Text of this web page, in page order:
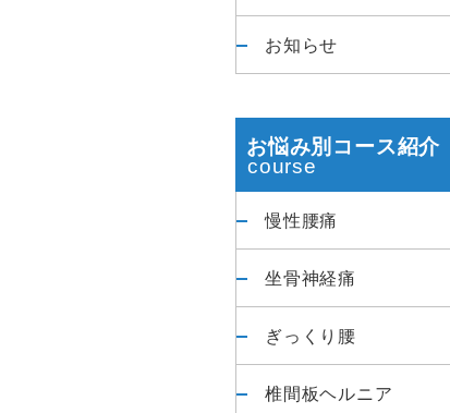
お知らせ
お悩み別コース紹介
慢性腰痛
坐骨神経痛
ぎっくり腰
椎間板ヘルニア